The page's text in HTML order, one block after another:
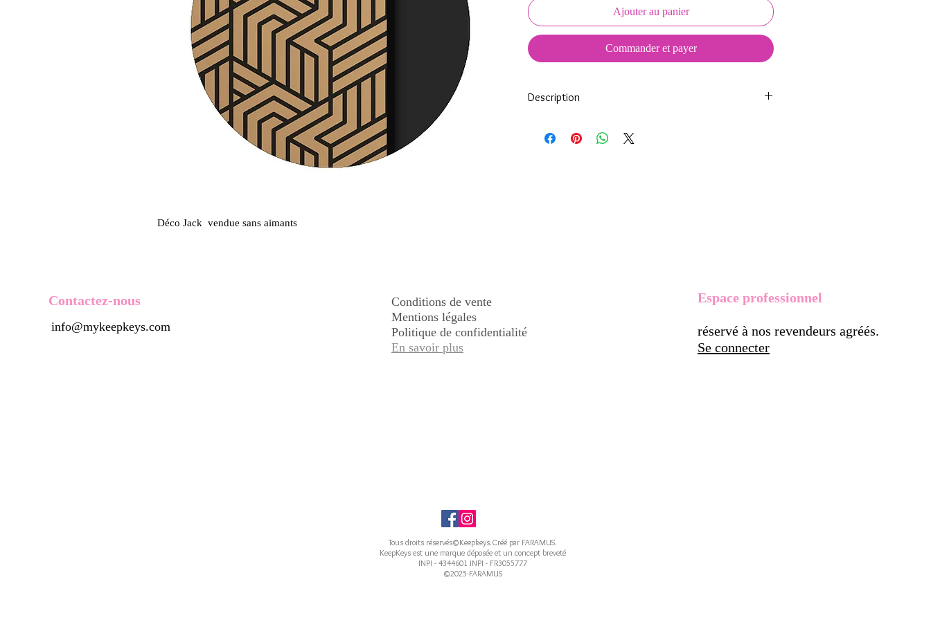
Déco Jack vendue sans aimants
Ajouter au panier
Commander et payer
Description
nos soins.
Contactez-nous
info@mykeepkeys.com
Conditions de vente
Mentions légales
Politique de confidentialité
En savoir plus
Espace professionnel
réservé à nos revendeurs agréés.
Se connecter
Tous droits réservés©Keepkeys.Créé par FARAMUS.
KeepKeys est une marque déposée et un concept breveté
INPI - 4344601 INPI - FR3055777
©2025-FARAMUS